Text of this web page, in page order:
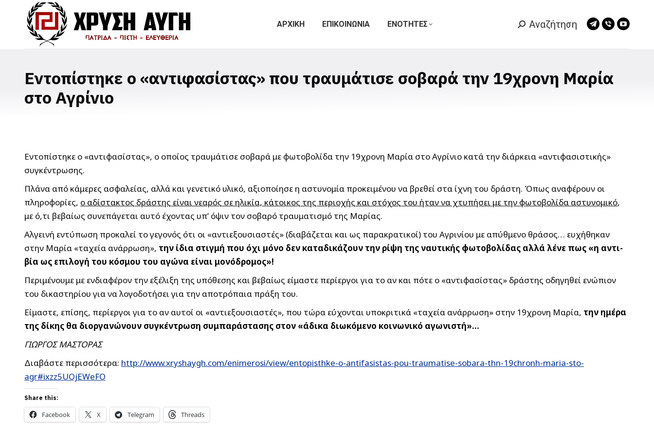
ΑΡΧΙΚΗ ΕΠΙΚΟΙΝΩΝΙΑ ΕΝΟΤΗΤΕΣ Search:
Αναζήτηση
Telegram
new
Viber
new
Εντοπίστηκε ο «αντιφασίστας» που τραυμάτισε σοβαρά την 19χρονη Μαρία
στο Αγρίνιο
Εντοπίστηκε ο «αντιφασίστας», ο οποίος τραυμάτισε σοβαρά με φωτοβολίδα την 19χρονη Μαρία στο Αγρίνιο κατά την διάρκεια «αντιφασιστικής»
συγκέντρωσης.
Πλάνα από κάμερες ασφαλείας, αλλά και γενετικό υλικό, αξιοποίησε η αστυνομία προκειμένου να βρεθεί στα ίχνη του δράστη. Όπως αναφέρουν οι
πληροφορίες, ο αδίστακτος δράστης είναι νεαρός σε ηλικία, κάτοικος της περιοχής και στόχος του ήταν να χτυπήσει με την φωτοβολίδα αστυνομικό,
με ό,τι βεβαίως συνεπάγεται αυτό έχοντας υπ’ όψιν τον σοβαρό τραυματισμό της Μαρίας.
Αλγεινή εντύπωση προκαλεί το γεγονός ότι οι «αντιεξουσιαστές» (διαβάζεται και ως παρακρατικοί) του Αγρινίου με απύθμενο θράσος… ευχήθηκαν
στην Μαρία «ταχεία ανάρρωση», την ίδια στιγμή που όχι μόνο δεν καταδικάζουν την ρίψη της ναυτικής φωτοβολίδας αλλά λένε πως «η αντι-
βία ως επιλογή του κόσμου του αγώνα είναι μονόδρομος»!
Περιμένουμε με ενδιαφέρον την εξέλιξη της υπόθεσης και βεβαίως είμαστε περίεργοι για το αν και πότε ο «αντιφασίστας» δράστης οδηγηθεί ενώπιον
του δικαστηρίου για να λογοδοτήσει για την αποτρόπαια πράξη του.
Είμαστε, επίσης, περίεργοι για το αν αυτοί οι «αντιεξουσιαστές», που τώρα εύχονται υποκριτικά «ταχεία ανάρρωση» στην 19χρονη Μαρία, την ημέρα
της δίκης θα διοργανώνουν συγκέντρωση συμπαράστασης στον «άδικα διωκόμενο κοινωνικό αγωνιστή»…
ΓΙΩΡΓΟΣ ΜΑΣΤΟΡΑΣ
Διαβάστε περισσότερα: http://www.xryshaygh.com/enimerosi/view/entopisthke-o-antifasistas-pou-traumatise-sobara-thn-19chronh-maria-sto-
agr#ixzz5UOjEWeFO
Share this:
Facebook X Telegram Threads